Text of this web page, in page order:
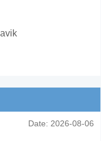
Date: 2026-08-06